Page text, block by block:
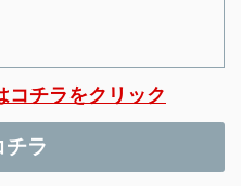
チラをクリック
ラ